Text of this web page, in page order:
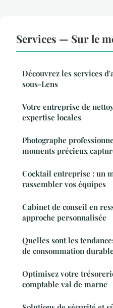
Services — Sur le
Découvrez les services
sous-Lens
Votre entreprise de
expertise locales
Photographe
moments précieux
Cocktail entreprise : un
rassembler vos équipes
Cabinet de conseil en
approche personnalisée
Quelles sont les
de consommation
Optimisez votre
comptable val de marne